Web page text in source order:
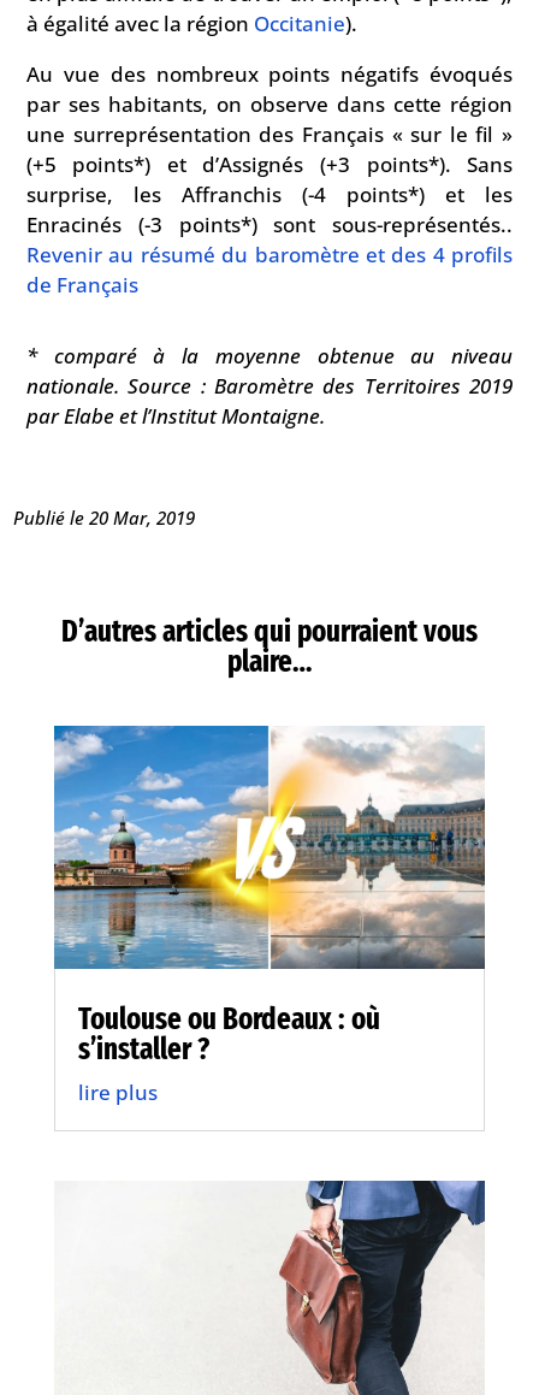
à égalité avec la région Occitanie).
Au vue des nombreux points négatifs évoqués
par ses habitants, on observe dans cette région
une surreprésentation des Français « sur le fil »
(+5 points*) et d’Assignés (+3 points*). Sans
surprise, les Affranchis (-4 points*) et les
Enracinés (-3 points*) sont sous-représentés..
Revenir au résumé du baromètre et des 4 profils
de Français
* comparé à la moyenne obtenue au niveau
nationale. Source : Baromètre des Territoires 2019
par Elabe et l’Institut Montaigne.
Publié le 20 Mar, 2019
D’autres articles qui pourraient vous
plaire…
Toulouse ou Bordeaux : où
s’installer ?
lire plus